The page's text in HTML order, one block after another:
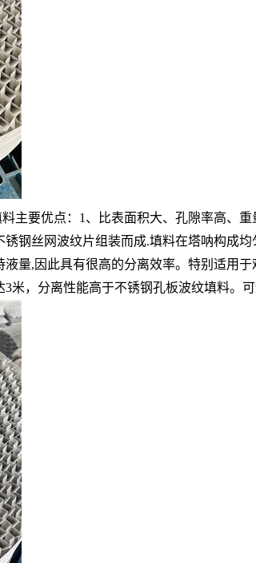
要优点：1、比表面积大、孔隙率高、
钢丝网波纹片组装而成.填料在塔呐构成
量,因此具有很高的分离效率。特别适用
，分离性能高于不锈钢孔板波纹填料。